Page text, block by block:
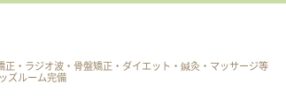
・ラジオ波・骨盤矯正・ダイエット・鍼灸・マッサージ等
ズルーム完備